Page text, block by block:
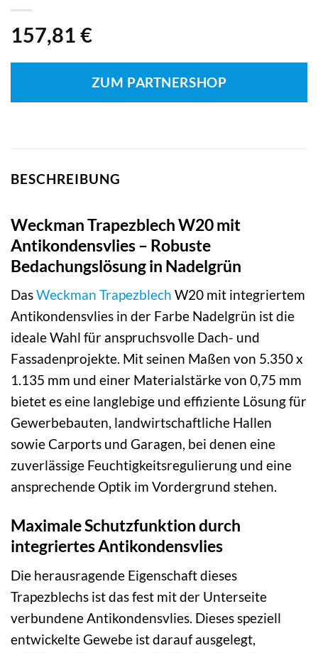
157,81 €
ZUM PARTNERSHOP
BESCHREIBUNG
Weckman Trapezblech W20 mit
Antikondensvlies – Robuste
Bedachungslösung in Nadelgrün
DasWeckman Trapezblech W20 mit integriertem
Antikondensvlies in der Farbe Nadelgrün ist die
ideale Wahl für anspruchsvolle Dach- und
Fassadenprojekte. Mit seinen Maßen von 5.350 x
1.135 mm und einer Materialstärke von 0,75 mm
bietet es eine langlebige und effiziente Lösung für
Gewerbebauten, landwirtschaftliche Hallen
sowie Carports und Garagen, bei denen eine
zuverlässige Feuchtigkeitsregulierung und eine
ansprechende Optik im Vordergrund stehen.
Maximale Schutzfunktion durch
integriertes Antikondensvlies
Die herausragende Eigenschaft dieses
Trapezblechs ist das fest mit der Unterseite
verbundene Antikondensvlies. Dieses speziell
entwickelte Gewebe ist darauf ausgelegt,